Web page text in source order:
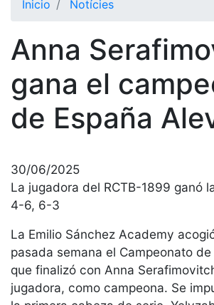
Historia
historia
Cronología
Presidentes
Junta
directiva
y comités
Estructura
ejecutiva
Fundación
Inicio Notícies
Anna
gana el
de España
30/06/2025
La jugadora del RCTB-1899 ganó
4-6, 6-3
La Emilio Sánchez Academy
pasada semana el Campeonato
que finalizó con Anna
jugadora, como campeona. Se